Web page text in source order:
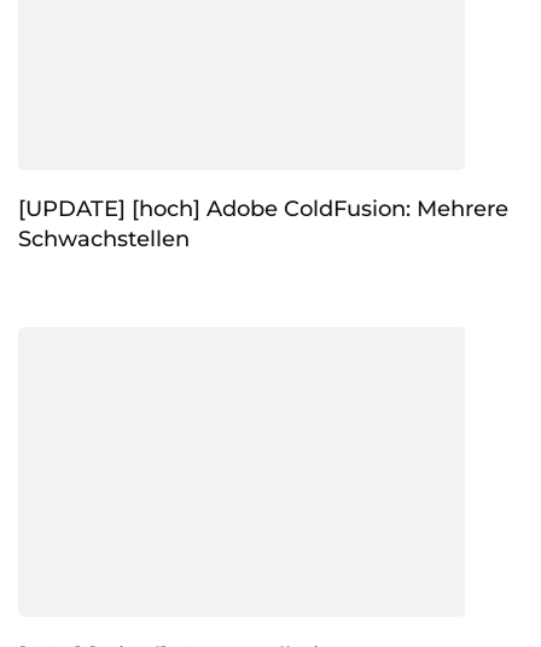
[UPDATE] [hoch] Adobe ColdFusion: Mehrere
Schwachstellen